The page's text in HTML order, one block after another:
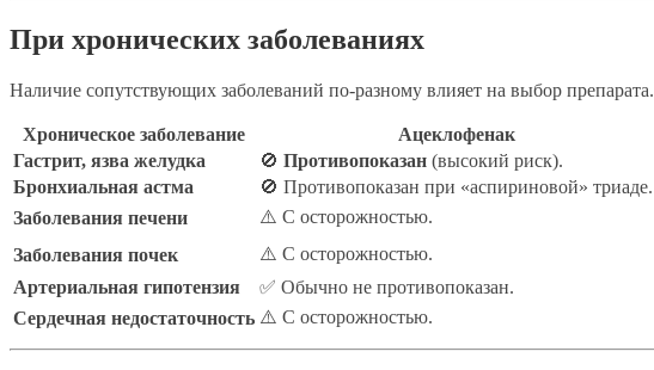
При хронических заболеваниях
Наличие сопутствующих заболеваний по-разному влияет на выбор препарата.
Хроническое заболевание Ацеклофенак
Гастрит, язва желудка
🚫 Противопоказан (высокий риск).
Бронхиальная астма
🚫 Противопоказан при «аспириновой» триаде.
Заболевания печени
⚠️ С осторожностью.
Заболевания почек
⚠️ С осторожностью.
Артериальная гипотензия
✅ Обычно не противопоказан.
Сердечная недостаточность ⚠️ С осторожностью.